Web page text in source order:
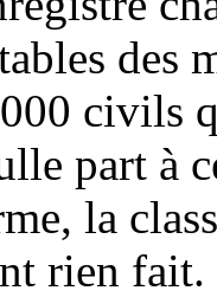
des
civils
part à
la
rien fait.